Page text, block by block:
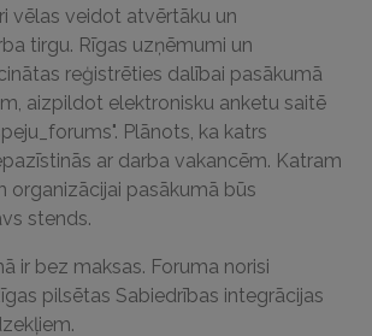
vēlas veidot atvērtāku un
tirgu. Rīgas uzņēmumi un
reģistrēties dalībai pasākumā
aizpildot elektronisku anketu saitē
Plānots, ka katrs
ar darba vakancēm. Katram
organizācijai pasākumā būs
stends.
ir bez maksas. Foruma norisi
pilsētas Sabiedrības integrācijas